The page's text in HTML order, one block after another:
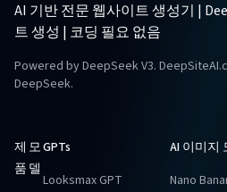
AI 기반 전문 웹사이트 생성기 |
트 생성 | 코딩 필요 없음
Powered by DeepSeek V3.
DeepSeek.
제
품
모
델
GPTs
Looksmax GPT
AI 이미지
Nano